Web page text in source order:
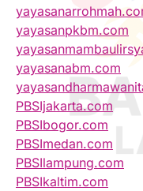
yayasanpkbm.com
yayasanabm.com
PBSIjakarta.com
PBSIbogor.com
PBSImedan.com
PBSIlampung.com
PBSIkaltim.com